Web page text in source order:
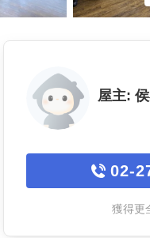
屋主:
02-
獲得更